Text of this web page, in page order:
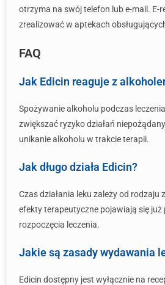
otrzyma na swój telefon lub e-mail. E-
zrealizować w aptekach
FAQ
Jak Edicin reaguje z
Spożywanie alkoholu podczas
zwiększać ryzyko działań
unikanie alkoholu w trakcie terapii.
Jak długo działa Edicin?
Czas działania leku zależy od rodzaju
efekty terapeutyczne pojawiają się już
rozpoczęcia leczenia.
Jakie są zasady wydawania
Edicin dostępny jest wyłącznie na